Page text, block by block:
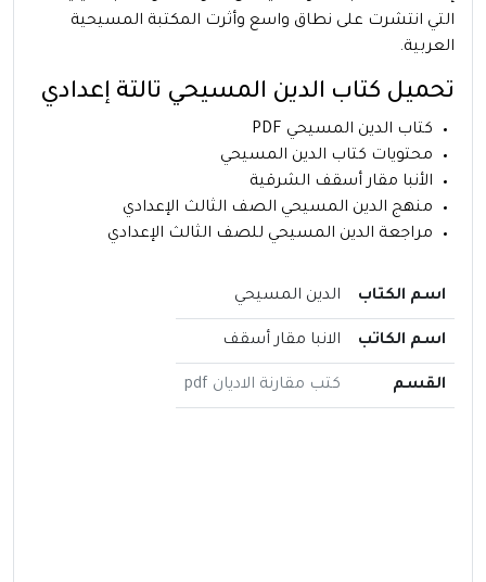
التي انتشرت على نطاق واسع وأثرت المكتبة المسيحية
العربية.
تحميل كتاب الدين المسيحي تالتة إعدادي
كتاب الدين المسيحي PDF
محتويات كتاب الدين المسيحي
الأنبا مقار أسقف الشرقية
منهج الدين المسيحي الصف الثالث الإعدادي
مراجعة الدين المسيحي للصف الثالث الإعدادي
اسم الكتاب الدين المسيحي
اسم الكاتب الانبا مقار أسقف
القسم كتب مقارنة الاديان pdf